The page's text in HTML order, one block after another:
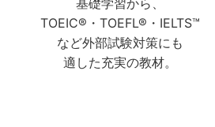
TOEIC®︎・TOEFL®︎・IELTS™
など外部試験対策にも
適した充実の教材。